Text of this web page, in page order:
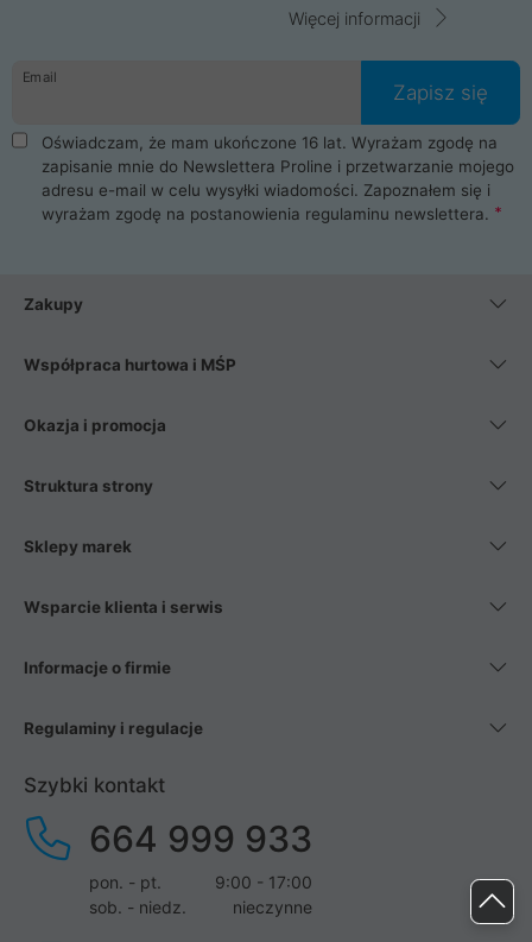
Więcej informacji
Email
Zapisz się
Oświadczam, że mam ukończone 16 lat. Wyrażam zgodę na
zapisanie mnie do Newslettera Proline i przetwarzanie mojego
adresu e-mail w celu wysyłki wiadomości. Zapoznałem się i
wyrażam zgodę na postanowienia regulaminu newslettera.
Zakupy
Współpraca hurtowa i MŚP
Okazja i promocja
Struktura strony
Sklepy marek
Wsparcie klienta i serwis
Informacje o firmie
Regulaminy i regulacje
Szybki kontakt
664 999 933
pon. - pt.
9:00 - 17:00
sob. - niedz.
nieczynne